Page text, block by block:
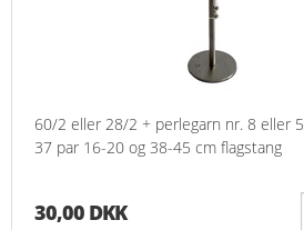
60/2 eller 28/2 + perlegarn nr. 8 eller 5
37 par 16-20 og 38-45 cm flagstang
30,00 DKK